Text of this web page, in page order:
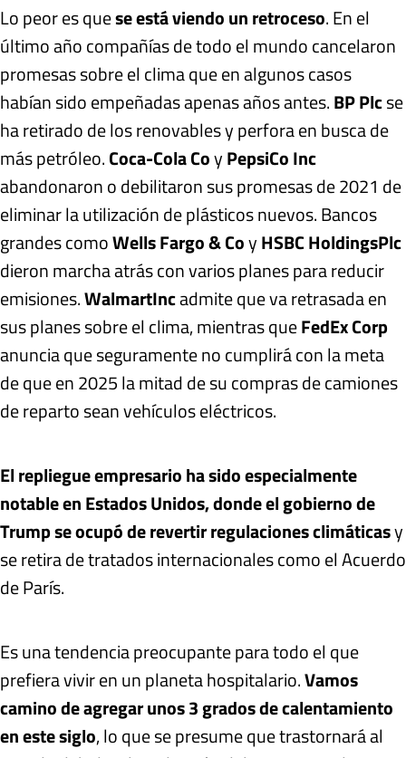
Lo peor es quese está viendo un retroceso. En el
último año compañías de todo el mundo cancelaron
promesas sobre el clima que en algunos casos
habían sido empeñadas apenas años antes.BP Plcse
ha retirado de los renovables y perfora en busca de
más petróleo.Coca-Cola CoyPepsiCo Inc
abandonaron o debilitaron sus promesas de 2021 de
eliminar la utilización de plásticos nuevos. Bancos
grandes comoWells Fargo & CoyHSBC HoldingsPlc
dieron marcha atrás con varios planes para reducir
emisiones.WalmartIncadmite que va retrasada en
sus planes sobre el clima, mientras queFedEx Corp
anuncia que seguramente no cumplirá con la meta
de que en 2025 la mitad de su compras de camiones
de reparto sean vehículos eléctricos.
El repliegue empresario ha sido especialmente
notable en Estados Unidos, donde el gobierno de
Trump se ocupó de revertir regulaciones climáticasy
se retira de tratados internacionales como el Acuerdo
de París.
Es una tendencia preocupante para todo el que
prefiera vivir en un planeta hospitalario.Vamos
camino de agregar unos 3 grados de calentamiento
en este siglo, lo que se presume que trastornará al